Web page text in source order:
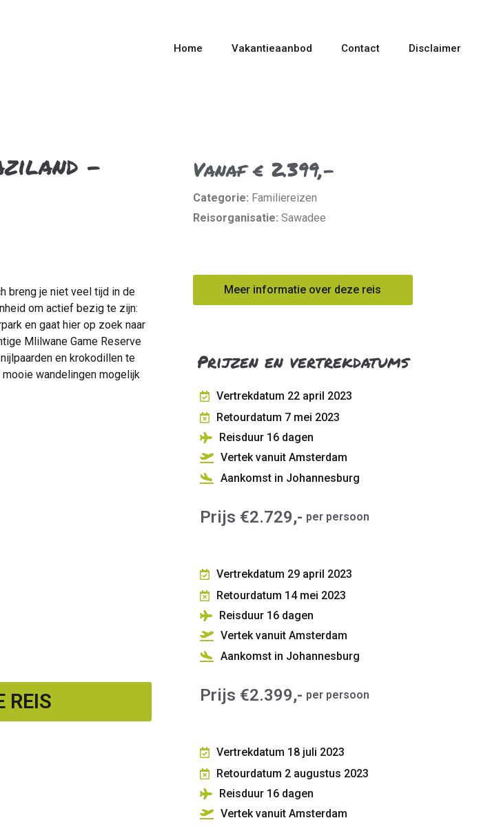
Home Vakantieaanbod Contact Disclaimer
-
breng je niet veel tijd in de
om actief bezig te zijn:
en gaat hier op zoek naar
Mlilwane Game Reserve
en krokodillen te
wandelingen mogelijk
REIS
Vanaf € 2.399,-
Categorie: Familiereizen
Reisorganisatie: Sawadee
Meer informatie over deze reis
Prijzen en vertrekdatums
Vertrekdatum 22 april 2023
Retourdatum 7 mei 2023
Reisduur 16dagen
Vertek vanuit Amsterdam
Aankomst in Johannesburg
Prijs €2.729,- per persoon
Vertrekdatum 29 april 2023
Retourdatum 14 mei 2023
Reisduur 16dagen
Vertek vanuit Amsterdam
Aankomst in Johannesburg
Prijs €2.399,- per persoon
Vertrekdatum 18 juli 2023
Retourdatum 2 augustus 2023
Reisduur 16dagen
Vertek vanuit Amsterdam